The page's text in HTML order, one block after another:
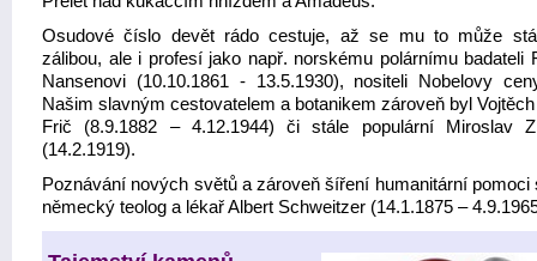
Osudové číslo devět rádo cestuje, až se mu to může
zálibou, ale i profesí jako např. norskému polárnímu badateli
Nansenovi (10.10.1861 - 13.5.1930), nositeli Nobelovy
Našim slavným cestovatelem a botanikem zároveň byl Vojtěch
Frič (8.9.1882 – 4.12.1944) či stále populární Miroslav
(14.2.1919).
Poznávání nových světů a zároveň šíření humanitární pomoci
německý teolog a lékař Albert Schweitzer (14.1.1875 –